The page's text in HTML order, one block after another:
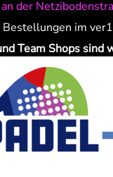
der
im
Team Shops